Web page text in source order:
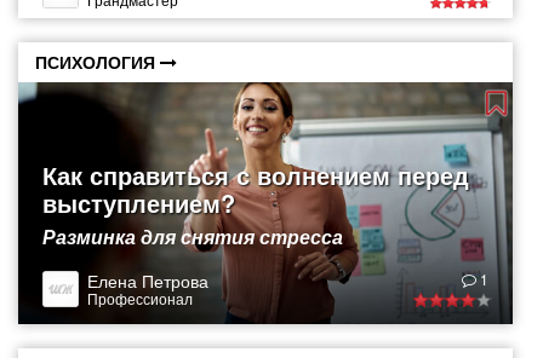
ПСИХОЛОГИЯ
Как справиться с волнением перед
выступлением?
Разминка для снятия стресса
Елена Петрова
Профессионал
1